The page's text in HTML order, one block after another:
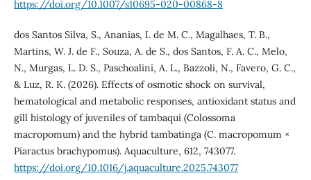
https://doi.org/10.1007/s10695-020-00868-8
dos Santos Silva, S., Ananias, I. de M. C., Magalhaes, T. B.,
Martins, W. J. de F., Souza, A. de S., dos Santos, F. A. C., Melo,
N., Murgas, L. D. S., Paschoalini, A. L., Bazzoli, N., Favero, G. C.,
& Luz, R. K. (2026). Effects of osmotic shock on survival,
hematological and metabolic responses, antioxidant status and
gill histology of juveniles of tambaqui (Colossoma
macropomum) and the hybrid tambatinga (C. macropomum ×
Piaractus brachypomus). Aquaculture, 612, 743077.
https://doi.org/10.1016/j.aquaculture.2025.743077